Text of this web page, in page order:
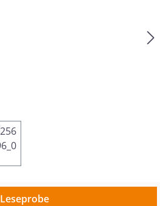
Leseprobe